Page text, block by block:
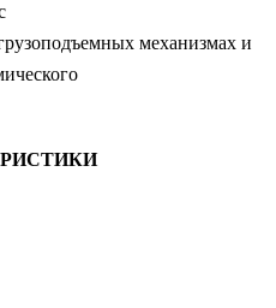
механизмах и